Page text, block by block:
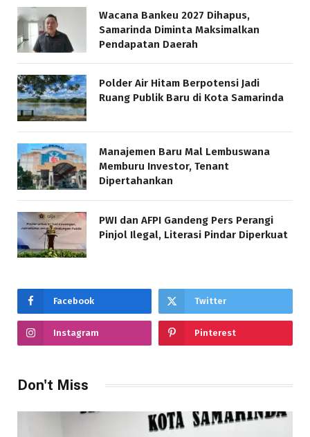
Wacana Bankeu 2027 Dihapus,
Samarinda Diminta Maksimalkan
Pendapatan Daerah
Polder Air Hitam Berpotensi Jadi
Ruang Publik Baru di Kota Samarinda
Manajemen Baru Mal Lembuswana
Memburu Investor, Tenant
Dipertahankan
PWI dan AFPI Gandeng Pers Perangi
Pinjol Ilegal, Literasi Pindar Diperkuat
Facebook Twitter
Instagram Pinterest
Don't Miss